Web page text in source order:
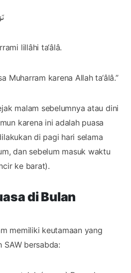
lillâhi ta‘âlâ.
Muharram karena Allah ta‘âlâ.”
malam sebelumnya atau dini
karena ini adalah puasa
di pagi hari selama
dan sebelum masuk waktu
ke barat).
di Bulan
memiliki keutamaan yang
SAW bersabda: